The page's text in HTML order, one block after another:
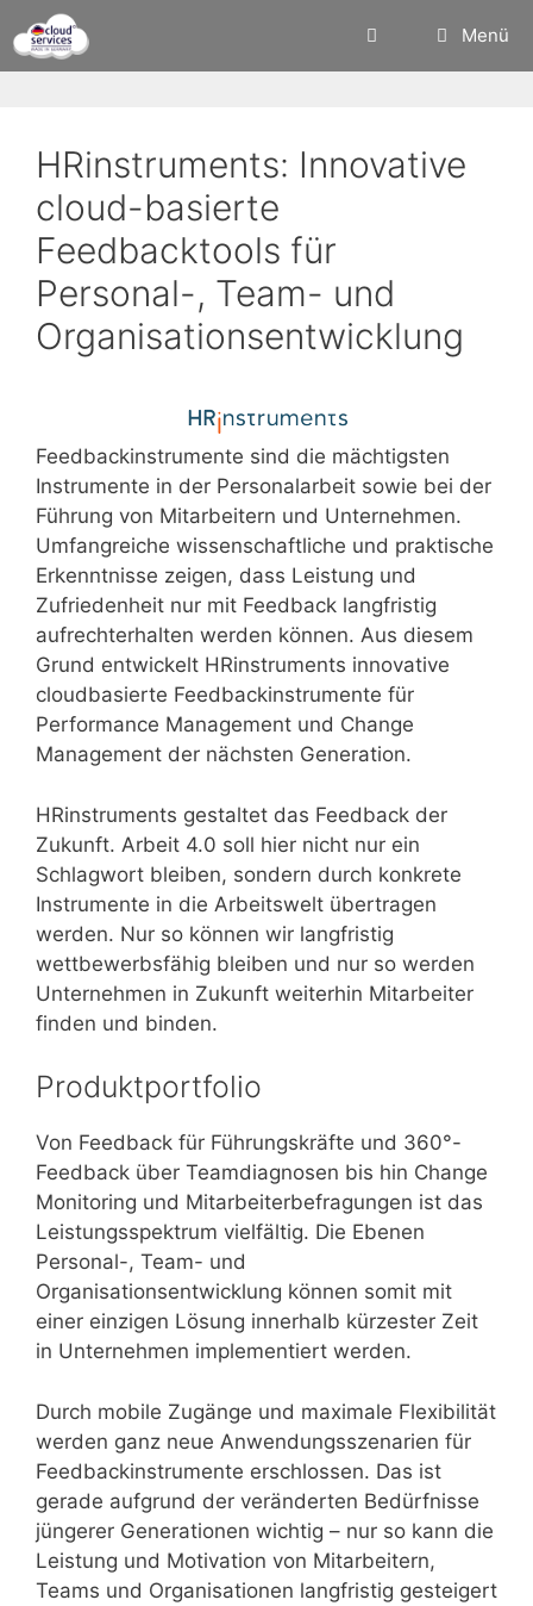
Inhalt
springen
Menü
HRinstruments: Innovative
cloud-basierte
Feedbacktools für
Personal-, Team- und
Organisationsentwicklung
Feedbackinstrumente sind die mächtigsten
Instrumente in der Personalarbeit sowie bei der
Führung von Mitarbeitern und Unternehmen.
Umfangreiche wissenschaftliche und praktische
Erkenntnisse zeigen, dass Leistung und
Zufriedenheit nur mit Feedback langfristig
aufrechterhalten werden können. Aus diesem
Grund entwickelt HRinstruments innovative
cloudbasierte Feedbackinstrumente für
Performance Management und Change
Management der nächsten Generation.
HRinstruments gestaltet das Feedback der
Zukunft. Arbeit 4.0 soll hier nicht nur ein
Schlagwort bleiben, sondern durch konkrete
Instrumente in die Arbeitswelt übertragen
werden. Nur so können wir langfristig
wettbewerbsfähig bleiben und nur so werden
Unternehmen in Zukunft weiterhin Mitarbeiter
finden und binden.
Produktportfolio
Von Feedback für Führungskräfte und 360°-
Feedback über Teamdiagnosen bis hin Change
Monitoring und Mitarbeiterbefragungen ist das
Leistungsspektrum vielfältig. Die Ebenen
Personal-, Team- und
Organisationsentwicklung können somit mit
einer einzigen Lösung innerhalb kürzester Zeit
in Unternehmen implementiert werden.
Durch mobile Zugänge und maximale Flexibilität
werden ganz neue Anwendungsszenarien für
Feedbackinstrumente erschlossen. Das ist
gerade aufgrund der veränderten Bedürfnisse
jüngerer Generationen wichtig – nur so kann die
Leistung und Motivation von Mitarbeitern,
Teams und Organisationen langfristig gesteigert